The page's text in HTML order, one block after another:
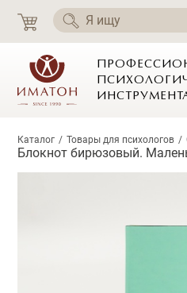
Каталог Товары для психологов
Блокнот бирюзовый.